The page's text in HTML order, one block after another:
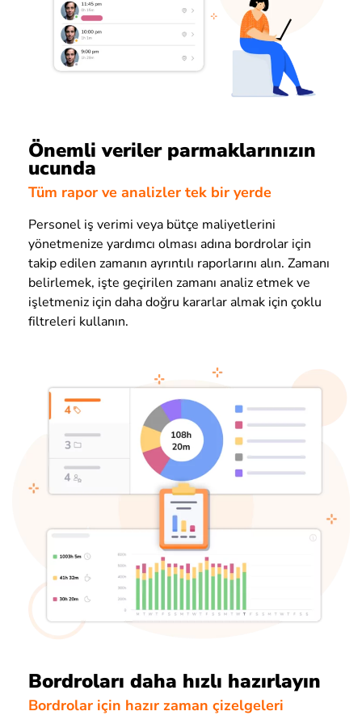
Önemli veriler parmaklarınızın
ucunda
Tüm rapor ve analizler tek bir yerde
Personel iş verimi veya bütçe maliyetlerini
yönetmenize yardımcı olması adına bordrolar için
takip edilen zamanın ayrıntılı raporlarını alın. Zamanı
belirlemek, işte geçirilen zamanı analiz etmek ve
işletmeniz için daha doğru kararlar almak için çoklu
filtreleri kullanın.
Bordroları daha hızlı hazırlayın
Bordrolar için hazır zaman çizelgeleri